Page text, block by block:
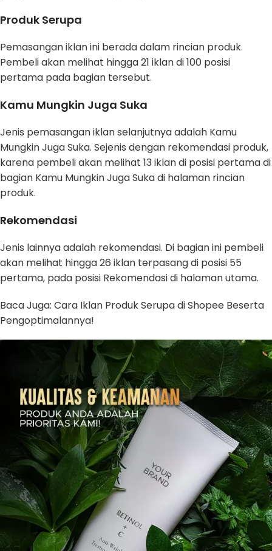
Produk Serupa
Pemasangan iklan ini berada dalam rincian produk.
Pembeli akan melihat hingga 21 iklan di 100 posisi
pertama pada bagian tersebut.
Kamu Mungkin Juga Suka
Jenis pemasangan iklan selanjutnya adalah Kamu
Mungkin Juga Suka. Sejenis dengan rekomendasi produk,
karena pembeli akan melihat 13 iklan di posisi pertama di
bagian Kamu Mungkin Juga Suka di halaman rincian
produk.
Rekomendasi
Jenis lainnya adalah rekomendasi. Di bagian ini pembeli
akan melihat hingga 26 iklan terpasang di posisi 55
pertama, pada posisi Rekomendasi di halaman utama.
Baca Juga: Cara Iklan Produk Serupa di Shopee Beserta
Pengoptimalannya!